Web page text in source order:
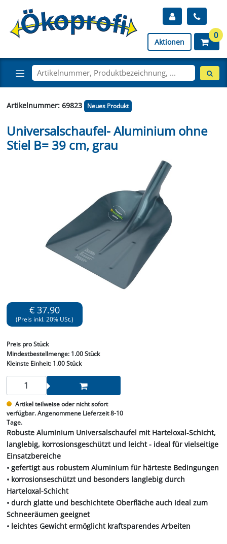
Aktionen
0
Artikelnummer: 69823 Neues Produkt
Universalschaufel- Aluminium ohne
Stiel B= 39 cm, grau
€ 37.90
(Preis inkl. 20% USt.)
Preis pro Stück
Mindestbestellmenge: 1.00 Stück
Kleinste Einheit:1.00 Stück
Artikel teilweise oder nicht sofort
verfügbar. Angenommene Lieferzeit 8-10
Tage.
Robuste Aluminium Universalschaufel mit Harteloxal-Schicht,
langlebig, korrosionsgeschützt und leicht - ideal für vielseitige
Einsatzbereiche
• gefertigt aus robustem Aluminium für härteste Bedingungen
• korrosionseschützt und besonders langlebig durch
Harteloxal-Schicht
• durch glatte und beschichtete Oberfläche auch ideal zum
Schneeräumen geeignet
• leichtes Gewicht ermöglicht kraftsparendes Arbeiten